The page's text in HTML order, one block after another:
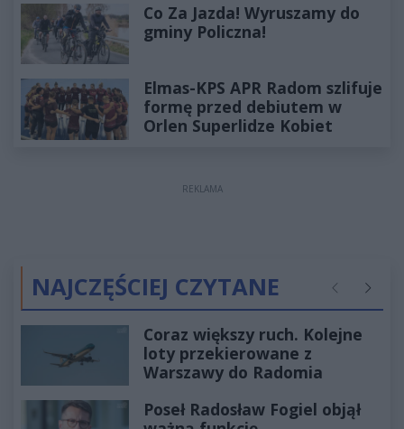
Co Za Jazda! Wyruszamy do
gminy Policzna!
Elmas-KPS APR Radom szlifuje
formę przed debiutem w
Orlen Superlidze Kobiet
REKLAMA
NAJCZĘŚCIEJ CZYTANE Poprzednie
Coraz większy ruch. Kolejne
loty przekierowane z
Warszawy do Radomia
Poseł Radosław Fogiel objął